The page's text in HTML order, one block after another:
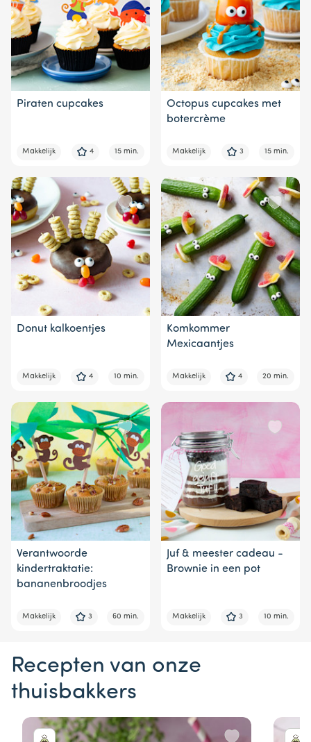
Piraten cupcakes
Makkelijk 4 15 min.
Octopus cupcakes met
botercrème
Makkelijk 3 15 min.
Donut kalkoentjes
Makkelijk 4 10 min.
Komkommer
Mexicaantjes
Makkelijk 4 20 min.
Verantwoorde
kindertraktatie:
bananenbroodjes
Makkelijk 3 60 min.
Juf & meester cadeau -
Brownie in een pot
Makkelijk 3 10 min.
Recepten van onze
thuisbakkers